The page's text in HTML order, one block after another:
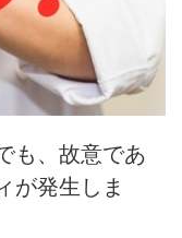
も、故意であ
が発生しま